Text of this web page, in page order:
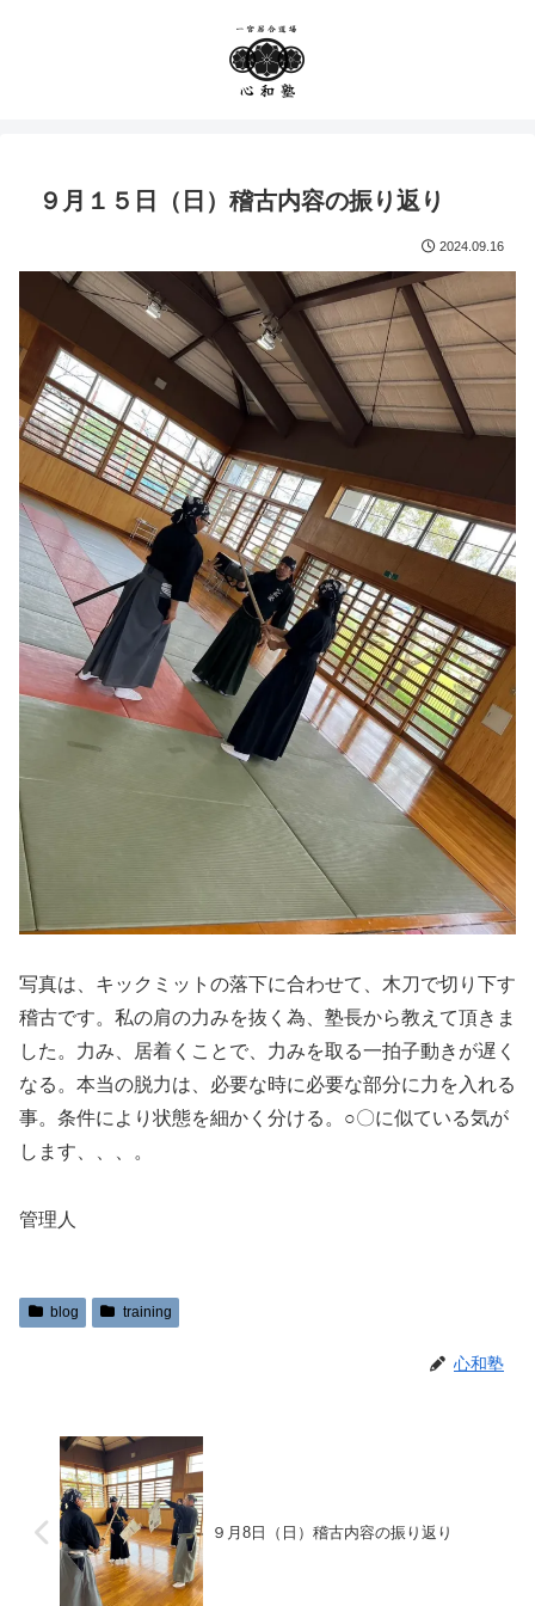
９月１５日（日）稽古内容の振り返り
2024.09.16
写真は、キックミットの落下に合わせて、木刀で切り下す
稽古です。私の肩の力みを抜く為、塾長から教えて頂きま
した。力み、居着くことで、力みを取る一拍子動きが遅く
なる。本当の脱力は、必要な時に必要な部分に力を入れる
事。条件により状態を細かく分ける。○〇に似ている気が
します、、、。
管理人
blog training
心和塾
９月8日（日）稽古内容の振り返り